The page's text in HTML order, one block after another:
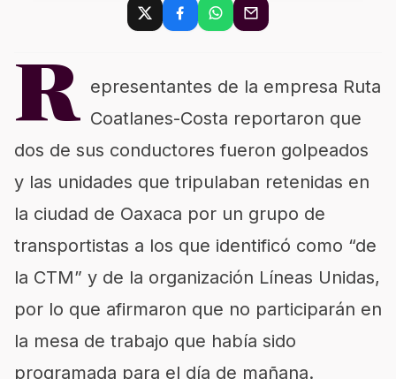
R epresentantes de la empresa Ruta
Coatlanes-Costa reportaron que
dos de sus conductores fueron golpeados
y las unidades que tripulaban retenidas en
la ciudad de Oaxaca por un grupo de
transportistas a los que identificó como “de
la CTM” y de la organización Líneas Unidas,
por lo que afirmaron que no participarán en
la mesa de trabajo que había sido
programada para el día de mañana.